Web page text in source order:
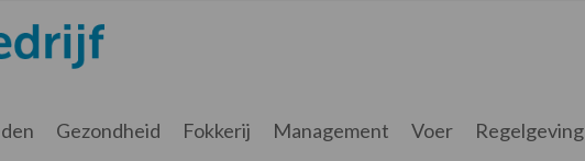
Gezondheid Fokkerij Management Voer Regelgeving